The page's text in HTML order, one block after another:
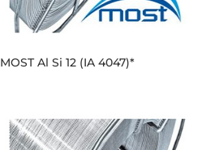
MOST Al Si 12 (IA 4047)*